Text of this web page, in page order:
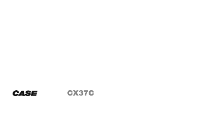
Teollisuus & Kiinteistö